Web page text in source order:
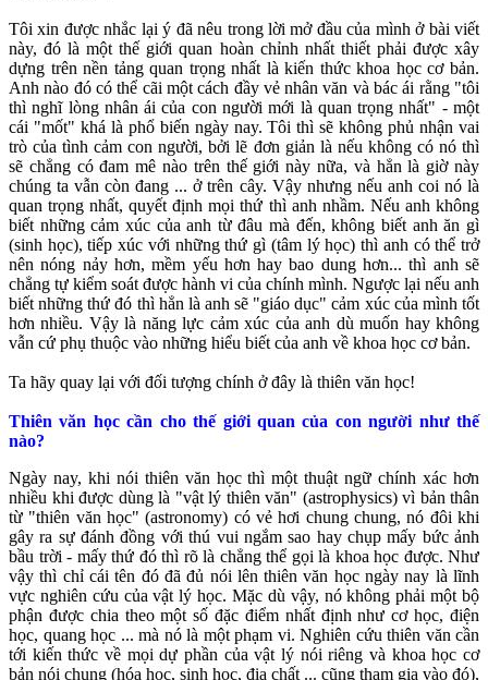
Tôi xin được nhắc lại ý đã nêu trong lời mở đầu của mình ở bài viết
này, đó là một thế giới quan hoàn chỉnh nhất thiết phải được xây
dựng trên nền tảng quan trọng nhất là kiến thức khoa học cơ bản.
Anh nào đó có thể cãi một cách đầy vẻ nhân văn và bác ái rằng "tôi
thì nghĩ lòng nhân ái của con người mới là quan trọng nhất" - một
cái "mốt" khá là phổ biến ngày nay. Tôi thì sẽ không phủ nhận vai
trò của tình cảm con người, bởi lẽ đơn giản là nếu không có nó thì
sẽ chẳng có đam mê nào trên thế giới này nữa, và hẳn là giờ này
chúng ta vẫn còn đang ... ở trên cây. Vậy nhưng nếu anh coi nó là
quan trọng nhất, quyết định mọi thứ thì anh nhầm. Nếu anh không
biết những cảm xúc của anh từ đâu mà đến, không biết anh ăn gì
(sinh học), tiếp xúc với những thứ gì (tâm lý học) thì anh có thể trở
nên nóng nảy hơn, mềm yếu hơn hay bao dung hơn... thì anh sẽ
chẳng tự kiểm soát được hành vi của chính mình. Ngược lại nếu anh
biết những thứ đó thì hẳn là anh sẽ "giáo dục" cảm xúc của mình tốt
hơn nhiều. Vậy là năng lực cảm xúc của anh dù muốn hay không
vẫn cứ phụ thuộc vào những hiểu biết của anh về khoa học cơ bản.
Ta hãy quay lại với đối tượng chính ở đây là thiên văn học!
Thiên văn học cần cho thế giới quan của con người như thế
nào?
Ngày nay, khi nói thiên văn học thì một thuật ngữ chính xác hơn
nhiều khi được dùng là "vật lý thiên văn" (astrophysics) vì bản thân
từ "thiên văn học" (astronomy) có vẻ hơi chung chung, nó đôi khi
gây ra sự đánh đồng với thú vui ngắm sao hay chụp mấy bức ảnh
bầu trời - mấy thứ đó thì rõ là chẳng thể gọi là khoa học được. Như
vậy thì chỉ cái tên đó đã đủ nói lên thiên văn học ngày nay là lĩnh
vực nghiên cứu của vật lý học. Mặc dù vậy, nó không phải một bộ
phận được chia theo một số đặc điểm nhất định như cơ học, điện
học, quang học ... mà nó là một phạm vi. Nghiên cứu thiên văn cần
tới kiến thức về mọi dự phần của vật lý nói riêng và khoa học cơ
bản nói chung (hóa học, sinh học, địa chất ... cũng tham gia vào đó),